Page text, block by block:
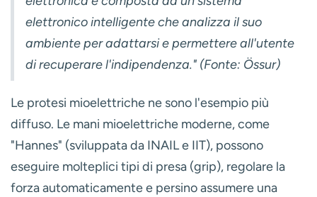
elettronico intelligente che analizza il suo
ambiente per adattarsi e permettere all'utente
di recuperare l'indipendenza." (Fonte: Össur)
Le protesi mioelettriche ne sono l'esempio più
diffuso. Le mani mioelettriche moderne, come
"Hannes" (sviluppata da INAIL e IIT), possono
eseguire molteplici tipi di presa (grip), regolare la
forza automaticamente e persino assumere una